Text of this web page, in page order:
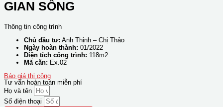
GIAN SỐNG
Thông tin công trình
Chủ đầu tư: Anh Thịnh – Chị Thảo
Ngày hoàn thành: 01/2022
Diện tích công trình: 118m2
Mã căn: Ex.02
Báo giá thi công
Tư vấn hoàn toàn miễn phí
Họ và tên
Số điện thoại